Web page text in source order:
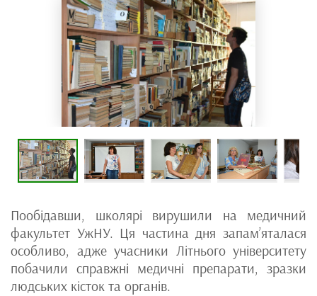
Пообідавши, школярі вирушили на медичний
факультет УжНУ. Ця частина дня запам’яталася
особливо, адже учасники Літнього університету
побачили справжні медичні препарати, зразки
людських кісток та органів.